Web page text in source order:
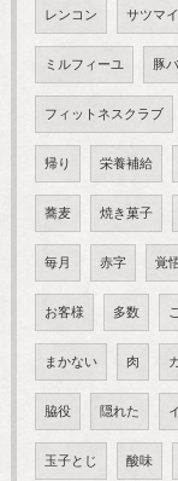
レンコン サツマ
ミルフィーユ 豚
フィットネスクラブ
帰り 栄養補給
蕎麦 焼き菓子
毎月 赤字 覚
お客様 多数
まかない 肉
脇役 隠れた
玉子とじ 酸味